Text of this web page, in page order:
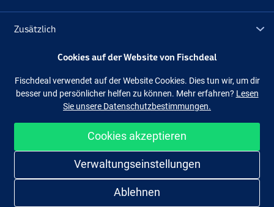
Zusätzlich
Lagerräumung
Facebook
Einfach und sicher shoppen
Cookies auf der Website von Fischdeal
Fischdeal verwendet auf der Website Cookies. Dies tun wir, um dir
besser und persönlicher helfen zu können. Mehr erfahren? Lesen
Sie unsere Datenschutzbestimmungen.
Cookies akzeptieren
Verwaltungseinstellungen
Ablehnen